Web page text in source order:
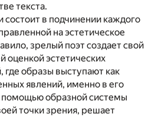
текста.
состоит в подчинении каждого
на эстетическое
зрелый поэт создает свой
оценкой эстетических
где образы выступают как
явлений, именно в его
помощью образной системы
точки зрения, решает